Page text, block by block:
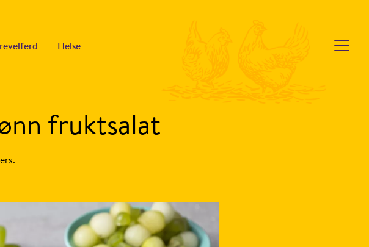
Helse
fruktsalat